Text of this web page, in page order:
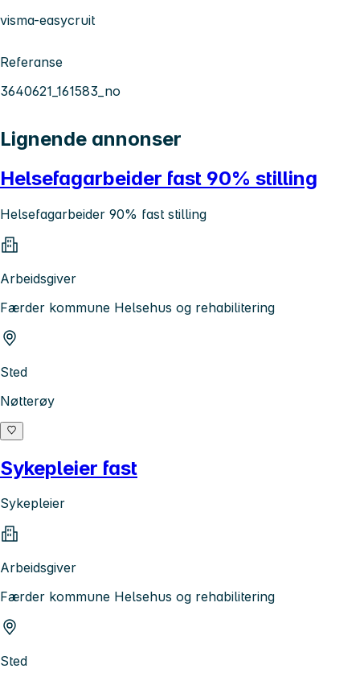
visma-easycruit
Referanse
3640621_161583_no
Lignende annonser
Helsefagarbeider fast 90% stilling
Helsefagarbeider 90% fast stilling
Arbeidsgiver
Færder kommune Helsehus og rehabilitering
Sted
Nøtterøy
Sykepleier fast
Sykepleier
Arbeidsgiver
Færder kommune Helsehus og rehabilitering
Sted